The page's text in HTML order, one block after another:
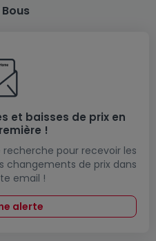
et baisses de prix en
!
pour recevoir les
changements de prix dans
email !
alerte